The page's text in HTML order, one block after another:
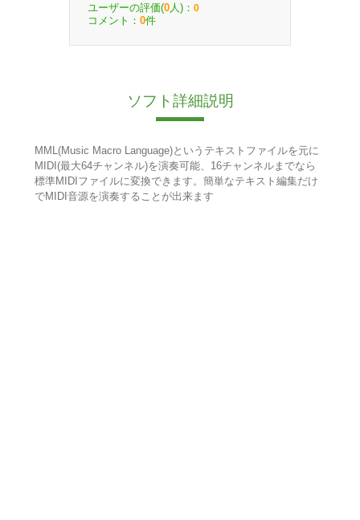
ユーザーの評価(0 人)： 0
コメント： 0件
ソフト詳細説明
MML(Music Macro Language)というテキストファイルを元に
MIDI(最大64チャンネル)を演奏可能、16チャンネルまでなら
標準MIDIファイルに変換できます。簡単なテキスト編集だけ
でMIDI音源を演奏することが出来ます